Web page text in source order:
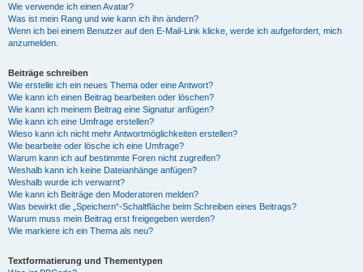
Wie verwende ich einen Avatar?
Was ist mein Rang und wie kann ich ihn ändern?
Wenn ich bei einem Benutzer auf den E-Mail-Link klicke, werde ich aufgefordert, mich
anzumelden.
Beiträge schreiben
Wie erstelle ich ein neues Thema oder eine Antwort?
Wie kann ich einen Beitrag bearbeiten oder löschen?
Wie kann ich meinem Beitrag eine Signatur anfügen?
Wie kann ich eine Umfrage erstellen?
Wieso kann ich nicht mehr Antwortmöglichkeiten erstellen?
Wie bearbeite oder lösche ich eine Umfrage?
Warum kann ich auf bestimmte Foren nicht zugreifen?
Weshalb kann ich keine Dateianhänge anfügen?
Weshalb wurde ich verwarnt?
Wie kann ich Beiträge den Moderatoren melden?
Was bewirkt die „Speichern“-Schaltfläche beim Schreiben eines Beitrags?
Warum muss mein Beitrag erst freigegeben werden?
Wie markiere ich ein Thema als neu?
Textformatierung und Thementypen